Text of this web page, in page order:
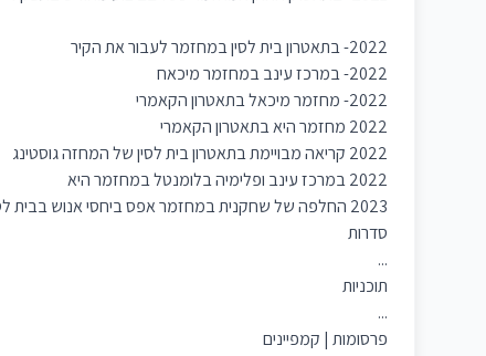
2022- בתאטרון בית לסין במחזמר לעבור את הקיר
2022- במרכז עינב במחזמר מיכאח
2022- מחזמר מיכאל בתאטרון הקאמרי
2022 מחזמר היא בתאטרון הקאמרי
2022 קריאה מבויימת בתאטרון בית לסין של המחזה גוסטינג
2022 במרכז עינב ופלימיה בלומנטל במחזמר היא
2023 החלפה של שחקנית במחזמר אפס ביחסי אנוש בבית לסין
סדרות
...
תוכניות
...
פרסומות | קמפיינים